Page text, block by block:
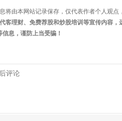
将由本网站记录保存，仅代表作者个人观
客理财、免费荐股和炒股培训等宣传内容
息，谨防上当受骗！